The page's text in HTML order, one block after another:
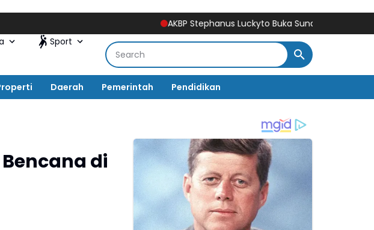
AKBP Stephanus Luckyto Buka Sunatan Massal, Polres
Sport
Daerah Pemerintah Pendidikan
di